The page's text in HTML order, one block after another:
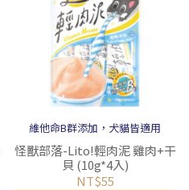
維他命B群添加，犬貓皆適用
怪獸部落-Lito!輕肉泥 雞肉+干
貝 (10g*4入)
NT$55